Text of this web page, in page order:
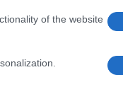
of the website